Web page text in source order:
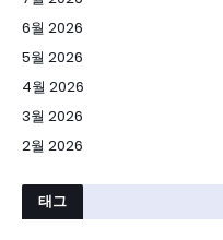
6월 2026
5월 2026
4월 2026
3월 2026
2월 2026
태그